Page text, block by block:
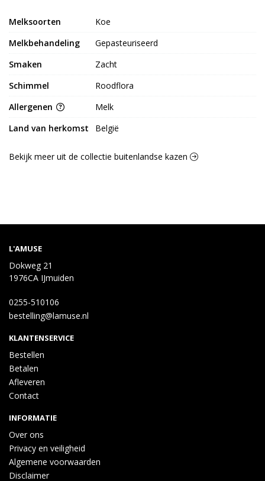
Melksoorten
Koe
Melkbehandeling
Gepasteuriseerd
Smaken
Zacht
Schimmel
Roodflora
Allergenen
Melk
Land van herkomst
België
Bekijk meer uit de collectie buitenlandse kazen
L'AMUSE
Dokweg 21
1976CA IJmuiden
0255-510106
bestelling@lamuse.nl
KLANTENSERVICE
Bestellen
Betalen
Afleveren
Contact
INFORMATIE
Over ons
Privacy en veiligheid
Algemene voorwaarden
Disclaimer